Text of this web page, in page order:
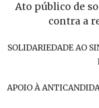
Ato público de
contra a
SOLIDARIEDADE AO
APOIO À